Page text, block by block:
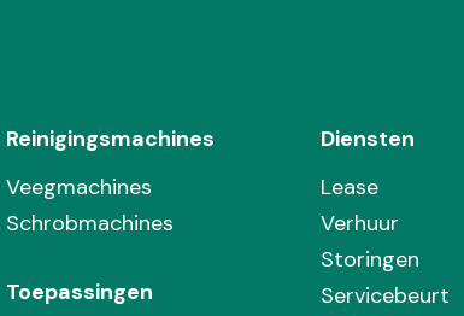
Reinigingsmachines
Veegmachines
Schrobmachines
Toepassingen
Diensten
Lease
Verhuur
Storingen
Servicebeurt